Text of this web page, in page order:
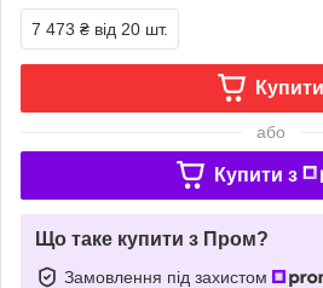
7 473 ₴ від 20 шт.
Купити
або
Купити з
Що таке купити з Пром?
Замовлення під захистом